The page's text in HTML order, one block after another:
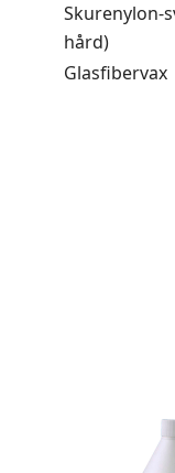
Skurenylon-
hård)
Glasfibervax